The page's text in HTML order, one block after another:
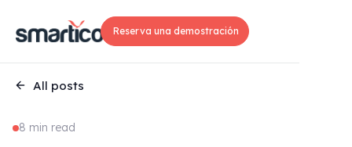
Reserva una demostración
All posts
8 min read